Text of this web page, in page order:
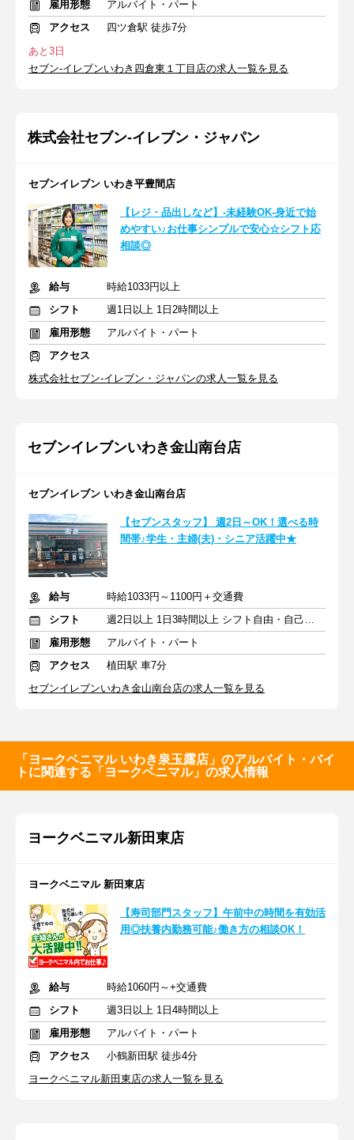
雇用形態
アルバイト・パート
アクセス
四ツ倉駅 徒歩7分
あと3日
セブン-イレブンいわき四倉東１丁目店の求人一覧を見る
株式会社セブン-イレブン・ジャパン
セブンイレブン いわき平豊間店
【レジ・品出しなど】-未経験OK-身近で始
めやすい♪お仕事シンプルで安心☆シフト応
相談◎
給与
時給1033円以上
シフト
週1日以上 1日2時間以上
雇用形態
アルバイト・パート
アクセス
株式会社セブン-イレブン・ジャパンの求人一覧を見る
セブンイレブンいわき金山南台店
セブンイレブン いわき金山南台店
【セブンスタッフ】 週2日～OK！選べる時
間帯♪学生・主婦(夫)・シニア活躍中★
給与
時給1033円～1100円＋交通費
シフト
週2日以上 1日3時間以上 シフト自由・自己申告
雇用形態
アルバイト・パート
アクセス
植田駅 車7分
セブンイレブンいわき金山南台店の求人一覧を見る
「ヨークベニマル いわき泉玉露店」のアルバイト・バイ
トに関連する「ヨークベニマル」の求人情報
ヨークベニマル新田東店
ヨークベニマル 新田東店
【寿司部門スタッフ】午前中の時間を有効活
用◎扶養内勤務可能♪働き方の相談OK！
給与
時給1060円～+交通費
シフト
週3日以上 1日4時間以上
雇用形態
アルバイト・パート
アクセス
小鶴新田駅 徒歩4分
ヨークベニマル新田東店の求人一覧を見る